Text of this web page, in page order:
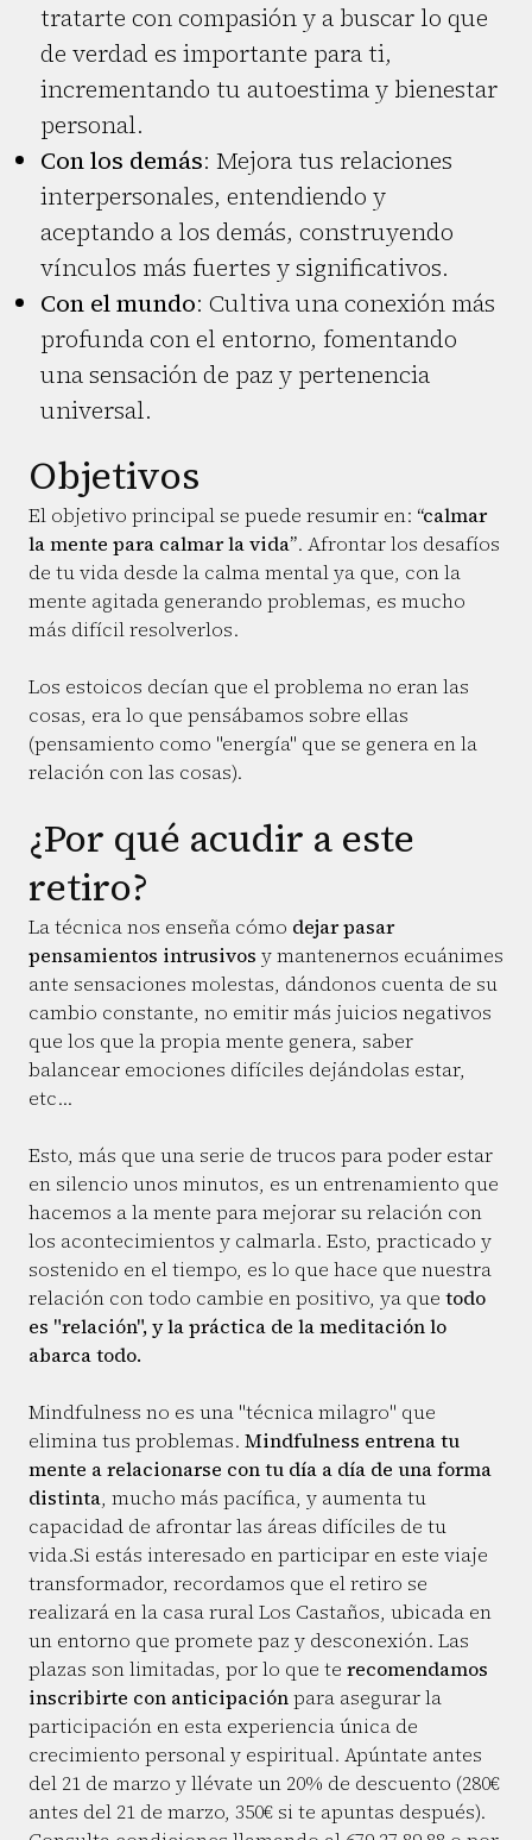
tratarte con compasión y a buscar lo que
de verdad es importante para ti,
incrementando tu autoestima y bienestar
personal.
Con los demás: Mejora tus relaciones
interpersonales, entendiendo y
aceptando a los demás, construyendo
vínculos más fuertes y significativos.
Con el mundo: Cultiva una conexión más
profunda con el entorno, fomentando
una sensación de paz y pertenencia
universal.
Objetivos
El objetivo principal se puede resumir en: “calmar
la mente para calmar la vida”. Afrontar los desafíos
de tu vida desde la calma mental ya que, con la
mente agitada generando problemas, es mucho
más difícil resolverlos.
Los estoicos decían que el problema no eran las
cosas, era lo que pensábamos sobre ellas
(pensamiento como "energía" que se genera en la
relación con las cosas).
¿Por qué acudir a este
retiro?
La técnica nos enseña cómo dejar pasar
pensamientos intrusivos y mantenernos ecuánimes
ante sensaciones molestas, dándonos cuenta de su
cambio constante, no emitir más juicios negativos
que los que la propia mente genera, saber
balancear emociones difíciles dejándolas estar,
etc...
Esto, más que una serie de trucos para poder estar
en silencio unos minutos, es un entrenamiento que
hacemos a la mente para mejorar su relación con
los acontecimientos y calmarla. Esto, practicado y
sostenido en el tiempo, es lo que hace que nuestra
relación con todo cambie en positivo, ya que todo
es "relación", y la práctica de la meditación lo
abarca todo.
Mindfulness no es una "técnica milagro" que
elimina tus problemas. Mindfulness entrena tu
mente a relacionarse con tu día a día de una forma
distinta, mucho más pacífica, y aumenta tu
capacidad de afrontar las áreas difíciles de tu
vida.Si estás interesado en participar en este viaje
transformador, recordamos que el retiro se
realizará en la casa rural Los Castaños, ubicada en
un entorno que promete paz y desconexión. Las
plazas son limitadas, por lo que te recomendamos
inscribirte con anticipaciónpara asegurar la
participación en esta experiencia única de
crecimiento personal y espiritual. Apúntate antes
del 21 de marzo y llévate un 20% de descuento (280€
antes del 21 de marzo, 350€ si te apuntas después).